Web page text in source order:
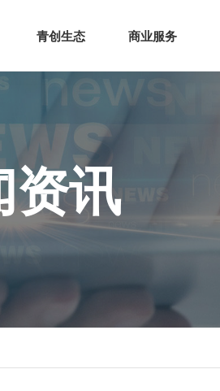
网站首页 走进青创 青创生态
青创生态 商业服务
资讯